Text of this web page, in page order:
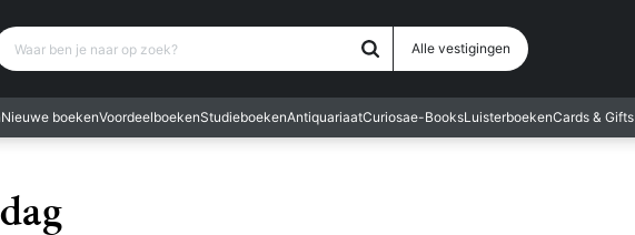
Alle vestigingen Vestiging
ben je naar op zoek?
Nieuwe boekenVoordeelboekenStudieboekenAntiquariaatCuriosae-BooksLuisterboekenCards & Gifts